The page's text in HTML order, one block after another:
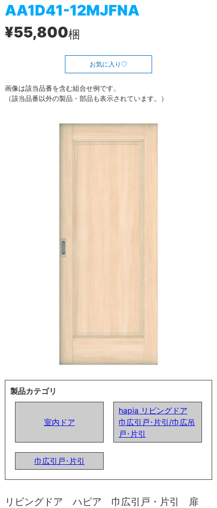
AA1D41-12MJFNA
¥55,800梱
お気に入り
画像は該当品番を含む組合せ例です。
（該当品番以外の製品・部品も表示されています。）
製品カテゴリ
室内ドア
hapia リビングドア
巾広引戸･片引/巾広吊
戸･片引
巾広引戸･片引
リビングドア ハピア 巾広引戸・片引 扉